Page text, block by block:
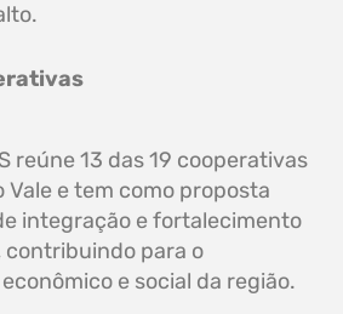
reúne 13 das 19 cooperativas
e tem como proposta
integração e fortalecimento
contribuindo para o
e social da região.